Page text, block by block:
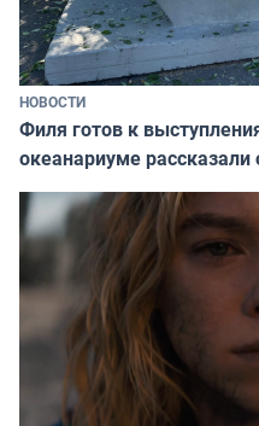
НОВОСТИ
Филя готов к
океанариуме